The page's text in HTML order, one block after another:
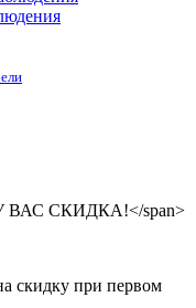
скидку при первом